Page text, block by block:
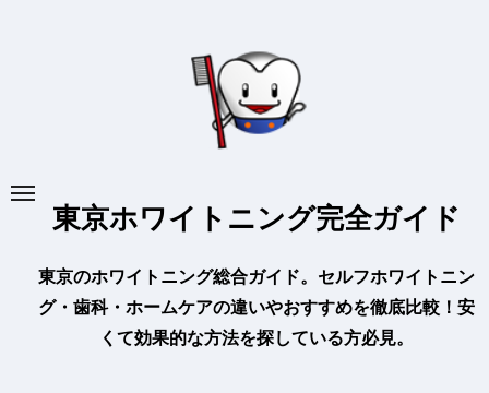
プ
東京ホワイトニング完全ガイド
東京のホワイトニング総合ガイド。セルフホワイトニン
グ・歯科・ホームケアの違いやおすすめを徹底比較！安
くて効果的な方法を探している方必見。